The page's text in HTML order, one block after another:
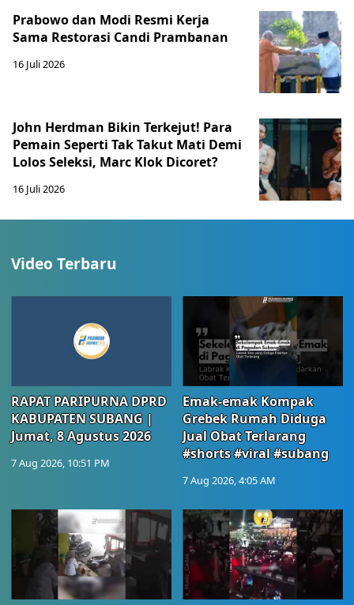
Prabowo dan Modi Resmi Kerja
Sama Restorasi Candi Prambanan
16 Juli 2026
John Herdman Bikin Terkejut! Para
Pemain Seperti Tak Takut Mati Demi
Lolos Seleksi, Marc Klok Dicoret?
16 Juli 2026
Video Terbaru
RAPAT PARIPURNA DPRD
KABUPATEN SUBANG |
Jumat, 8 Agustus 2026
7 Aug 2026, 10:51 PM
Emak-emak Kompak
Grebek Rumah Diduga
Jual Obat Terlarang
#shorts #viral #subang
7 Aug 2026, 4:05 AM